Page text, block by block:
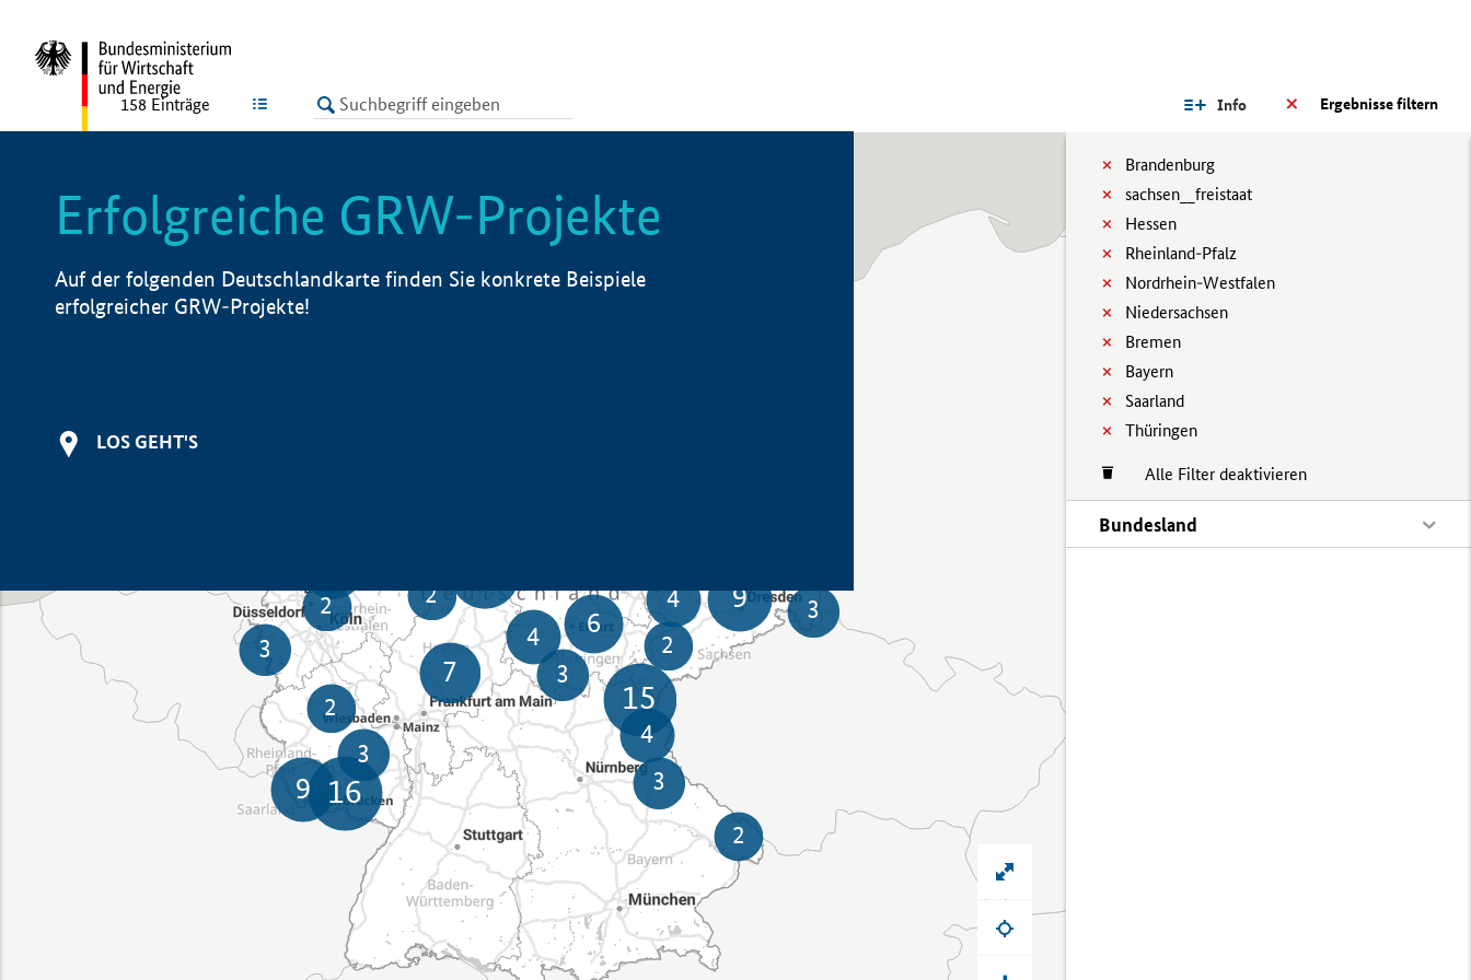
LISTE Ergebnisse filtern
Info
Brandenburg
sachsen__freistaat
Hessen
Rheinland-Pfalz
Nordrhein-Westfalen
Niedersachsen
Bremen
Bayern
Saarland
Thüringen
Alle Filter deaktivieren
Bundesland
158 Einträge
Erfolgreiche GRW-Projekte
Auf der folgenden Deutschlandkarte finden Sie konkrete Beispiele
erfolgreicher GRW-Projekte!
LOS GEHT'S